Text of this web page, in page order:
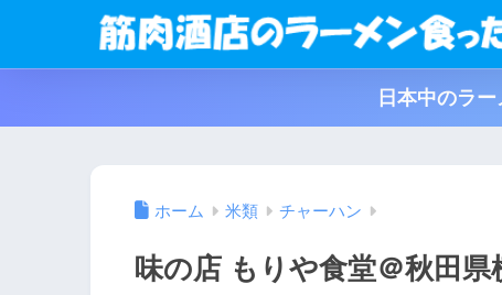
日本中のラ
ホーム 米類 チャーハン
味の店 もりや食堂＠秋田